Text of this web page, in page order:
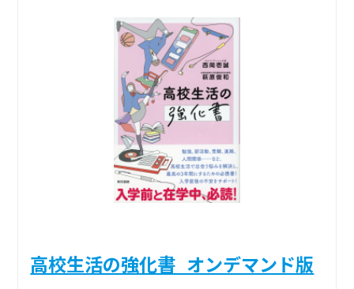
高校生活の強化書_オンデマンド版